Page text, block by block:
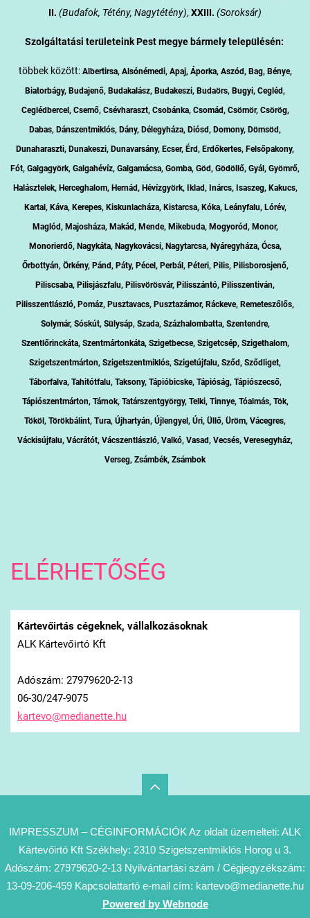
II. (Budafok, Tétény, Nagytétény), XXIII. (Soroksár)
Szolgáltatási területeink Pest megye bármely településén:
többek között: Albertirsa, Alsónémedi, Apaj, Áporka, Aszód, Bag, Bénye,
Biatorbágy, Budajenő, Budakalász, Budakeszi, Budaörs, Bugyi, Cegléd,
Ceglédbercel, Csemő, Csévharaszt, Csobánka, Csomád, Csömör, Csörög,
Dabas, Dánszentmiklós, Dány, Délegyháza, Diósd, Domony, Dömsöd,
Dunaharaszti, Dunakeszi, Dunavarsány, Ecser, Érd, Erdőkertes, Felsőpakony,
Fót, Galgagyörk, Galgahévíz, Galgamácsa, Gomba, Göd, Gödöllő, Gyál, Gyömrő,
Halásztelek, Herceghalom, Hernád, Hévízgyörk, Iklad, Inárcs, Isaszeg, Kakucs,
Kartal, Káva, Kerepes, Kiskunlacháza, Kistarcsa, Kóka, Leányfalu, Lórév,
Maglód, Majosháza, Makád, Mende, Mikebuda, Mogyoród, Monor,
Monorierdő, Nagykáta, Nagykovácsi, Nagytarcsa, Nyáregyháza, Ócsa,
Őrbottyán, Örkény, Pánd, Páty, Pécel, Perbál, Péteri, Pilis, Pilisborosjenő,
Piliscsaba, Pilisjászfalu, Pilisvörösvár, Pilisszántó, Pilisszentiván,
Pilisszentlászló, Pomáz, Pusztavacs, Pusztazámor, Ráckeve, Remeteszőlős,
Solymár, Sóskút, Sülysáp, Szada, Százhalombatta, Szentendre,
Szentlőrinckáta, Szentmártonkáta, Szigetbecse, Szigetcsép, Szigethalom,
Szigetszentmárton, Szigetszentmiklós, Szigetújfalu, Sződ, Sződliget,
Táborfalva, Tahitótfalu, Taksony, Tápióbicske, Tápióság, Tápiószecső,
Tápiószentmárton, Tárnok, Tatárszentgyörgy, Telki, Tinnye, Tóalmás, Tök,
Tököl, Törökbálint, Tura, Újhartyán, Újlengyel, Úri, Üllő, Üröm, Vácegres,
Váckisújfalu, Vácrátót, Vácszentlászló, Valkó, Vasad, Vecsés, Veresegyház,
Verseg, Zsámbék, Zsámbok
ELÉRHETŐSÉG
Kártevőirtás cégeknek, vállalkozásoknak
ALK Kártevőirtó Kft
Adószám: 27979620-2-13
06-30/247-9075
kartevo@medianette.hu
IMPRESSZUM – CÉGINFORMÁCIÓK Az oldalt üzemelteti: ALK
Kártevőirtó Kft Székhely: 2310 Szigetszentmiklós Horog u 3.
Adószám: 27979620-2-13 Nyilvántartási szám / Cégjegyzékszám:
13-09-206-459 Kapcsolattartó e-mail cím: kartevo@medianette.hu
Powered by Webnode